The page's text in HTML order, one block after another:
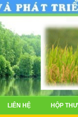
LIÊN HỆ HỘP